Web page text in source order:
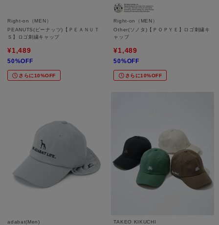
Right-on（MEN）
PEANUTS(ピーナッツ)【ＰＥＡＮＵＴ
Ｓ】ロゴ刺繍キャップ
¥1,489
50%OFF
さらに10%OFF
Right-on（MEN）
Other(ソノタ)【ＰＯＰＹＥ】ロゴ刺繍キ
ャップ
¥1,489
50%OFF
さらに10%OFF
adabat(Men)
TAKEO KIKUCHI